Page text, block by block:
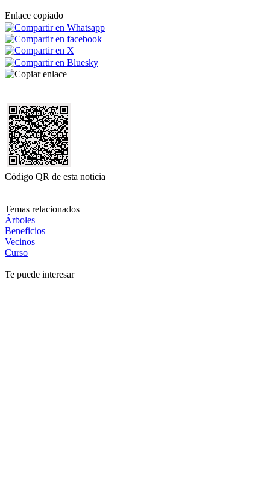
Enlace copiado
Código QR de esta noticia
Temas relacionados
Árboles
Beneficios
Vecinos
Curso
Te puede interesar